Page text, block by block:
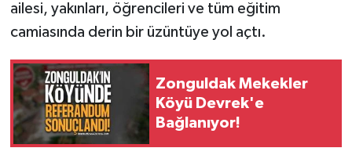
ailesi, yakınları, öğrencileri ve tüm eğitim
camiasında derin bir üzüntüye yol açtı.
Zonguldak Mekekler
Köyü Devrek'e
Bağlanıyor!